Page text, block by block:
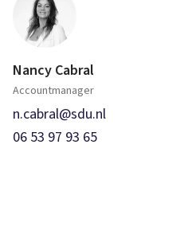
Nancy Cabral
Accountmanager
n.cabral@sdu.nl
06 53 97 93 65